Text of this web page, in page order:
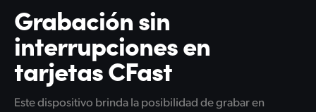
Grabación sin
interrupcionesen
tarjetas CFast
Este dispositivo brinda la posibilidad de grabar en